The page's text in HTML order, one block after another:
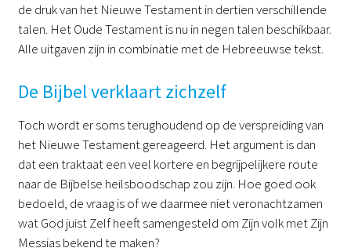
de druk van het Nieuwe Testament in dertien verschillende
talen. Het Oude Testament is nu in negen talen beschikbaar.
Alle uitgaven zijn in combinatie met de Hebreeuwse tekst.
De Bijbel verklaart zichzelf
Toch wordt er soms terughoudend op de verspreiding van
het Nieuwe Testament gereageerd. Het argument is dan
dat een traktaat een veel kortere en begrijpelijkere route
naar de Bijbelse heilsboodschap zou zijn. Hoe goed ook
bedoeld, de vraag is of we daarmee niet veronachtzamen
wat God juist Zelf heeft samengesteld om Zijn volk met Zijn
Messias bekend te maken?